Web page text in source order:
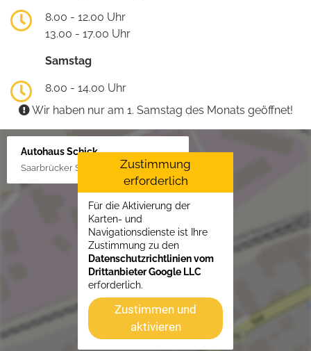
8.00 - 12.00 Uhr
13.00 - 17.00 Uhr
Samstag
8.00 - 14.00 Uhr
Wir haben nur am 1. Samstag des Monats geöffnet!
Autohaus Schick
Saarbrücker Str. 34, 66849 Landstuhl
Zustimmung
erforderlich
Für die Aktivierung der
Karten- und
Navigationsdienste ist Ihre
Zustimmung zu den
Datenschutzrichtlinien vom
Drittanbieter Google LLC
erforderlich.
Zustimmen und
aktivieren